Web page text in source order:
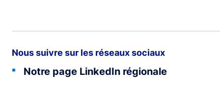
Nous suivre sur les réseaux sociaux
Notre page LinkedIn régionale